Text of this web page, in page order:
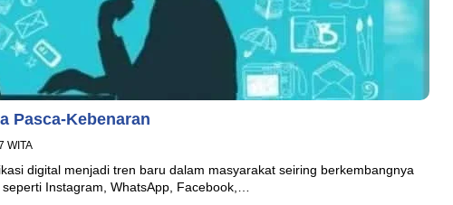
Pasca-Kebenaran
WITA
digital menjadi tren baru dalam masyarakat seiring berkembangnya
Instagram, WhatsApp, Facebook,…